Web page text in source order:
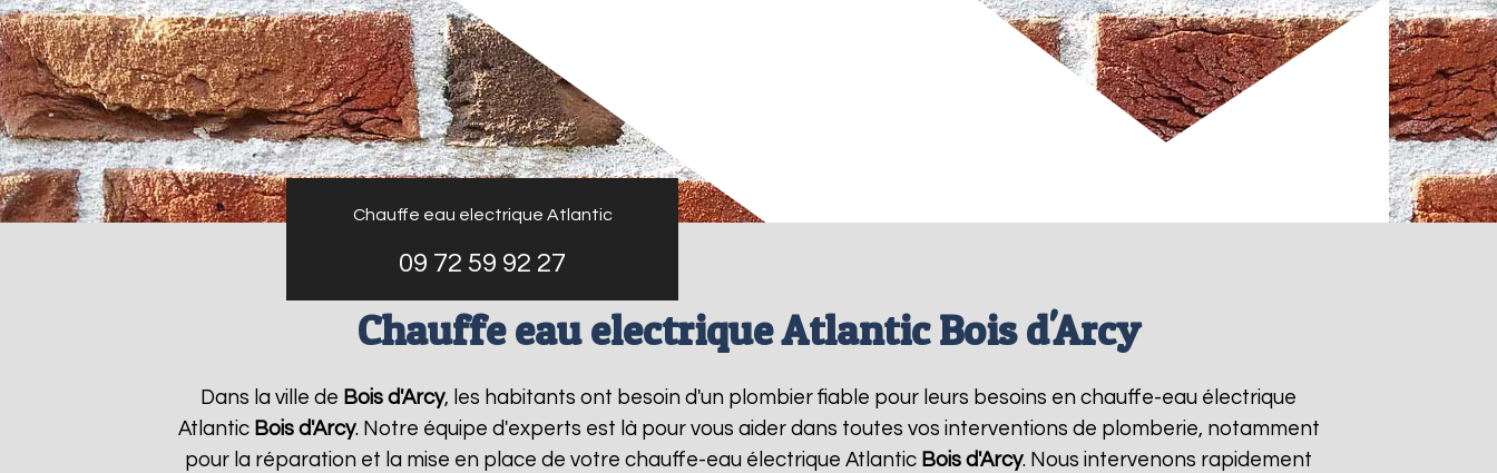
Chauffe eau electrique Atlantic
09 72 59 92 27
Chauffe eau electrique Atlantic Bois d'Arcy
Dans la ville de Bois d'Arcy, les habitants ont besoin d'un plombier fiable pour leurs besoins en chauffe-eau électrique
Atlantic Bois d'Arcy. Notre équipe d'experts est là pour vous aider dans toutes vos interventions de plomberie, notamment
pour la réparation et la mise en place de votre chauffe-eau électrique Atlantic Bois d'Arcy. Nous intervenons rapidement